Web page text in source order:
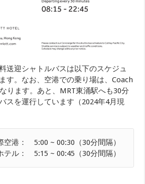
送迎シャトルバスは以下のスケジュ
す。なお、空港での乗り場は、Coach
ります。あと、MRT東涌駅へも30分
スを運行しています（2024年4月現
港： 5:00 ~ 00:30（30分間隔）
ル： 5:15 ~ 00:45（30分間隔）